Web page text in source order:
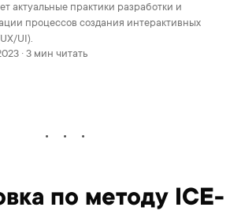
актуальные практики разработки и
процессов создания интерактивных
UI).
· 3 мин читать
по методу ICE-